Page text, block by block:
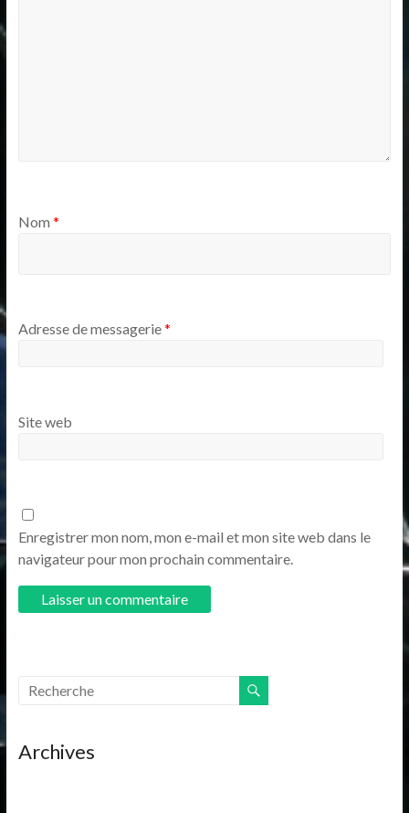
Nom *
Adresse de messagerie*
Site web
Enregistrer mon nom, mon e-mail et mon site web dans le
navigateur pour mon prochain commentaire.
Archives